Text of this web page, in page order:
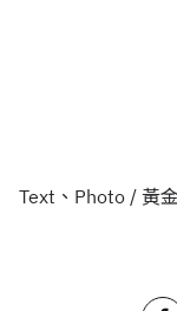
Text、Photo / 黃